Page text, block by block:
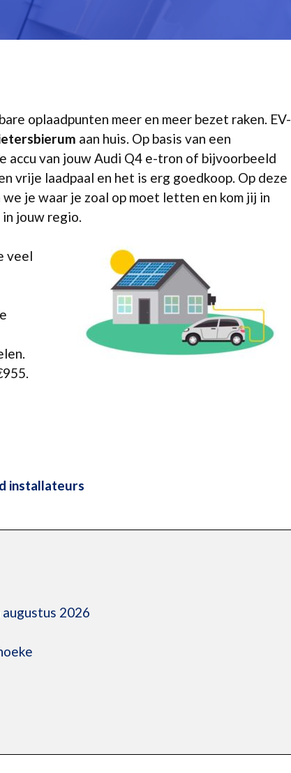
oplaadpunten meer en meer bezet raken. EV-
aan huis. Op basis van een
van jouw Audi Q4 e-tron of bijvoorbeeld
vrije laadpaal en het is erg goedkoop. Op deze
je waar je zoal op moet letten en kom jij in
jouw regio.
veel
installateurs
2026